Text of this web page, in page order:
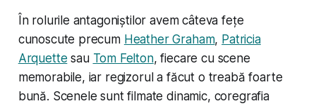
În rolurile antagoniștilor avem câteva fețe
cunoscute precum Heather Graham, Patricia
Arquette sau Tom Felton, fiecare cu scene
memorabile, iar regizorul a făcut o treabă foarte
bună. Scenele sunt filmate dinamic, coregrafia